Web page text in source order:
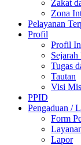
Zakat
Zona
Pelayanan
Profil
Profil
Tugas
Tautan
Visi
PPID
Pengaduan /
Form
Lapor